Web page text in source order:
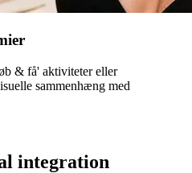
& få' aktiviteter eller
sammenhæng med
integration